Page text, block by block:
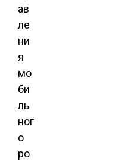
ав
ле
ни
я
мо
би
ль
ног
о
ро